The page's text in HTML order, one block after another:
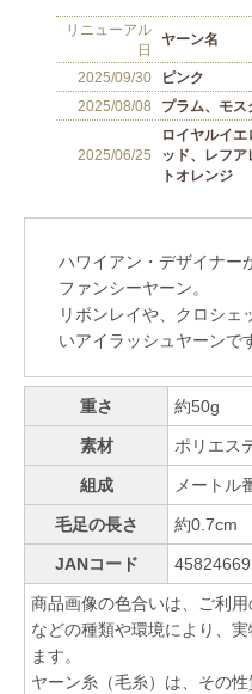
ハワイアン・デザイナー
ファンシーヤーン。
リボンレイや、クロシェ
いアイラッシュヤーンで
重さ 約50g
素材 ポリエス
組成 メートル
毛足の長さ 約0.7cm
JANコード
商品画像の色合いは、ご利
などの種類や環境により、
ます。
ヤーン糸（毛糸）は、その